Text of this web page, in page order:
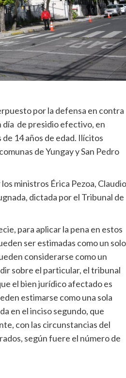
por la defensa en contra
día de presidio efectivo, en
14 años de edad. Ilícitos
de Yungay y San Pedro
ministros Érica Pezoa, Claudio
dictada por el Tribunal de
para aplicar la pena en estos
ser estimadas como un solo
considerarse como un
sobre el particular, el tribunal
el bien jurídico afectado es
estimarse como una sola
en el inciso segundo, que
con las circunstancias del
según fuere el número de